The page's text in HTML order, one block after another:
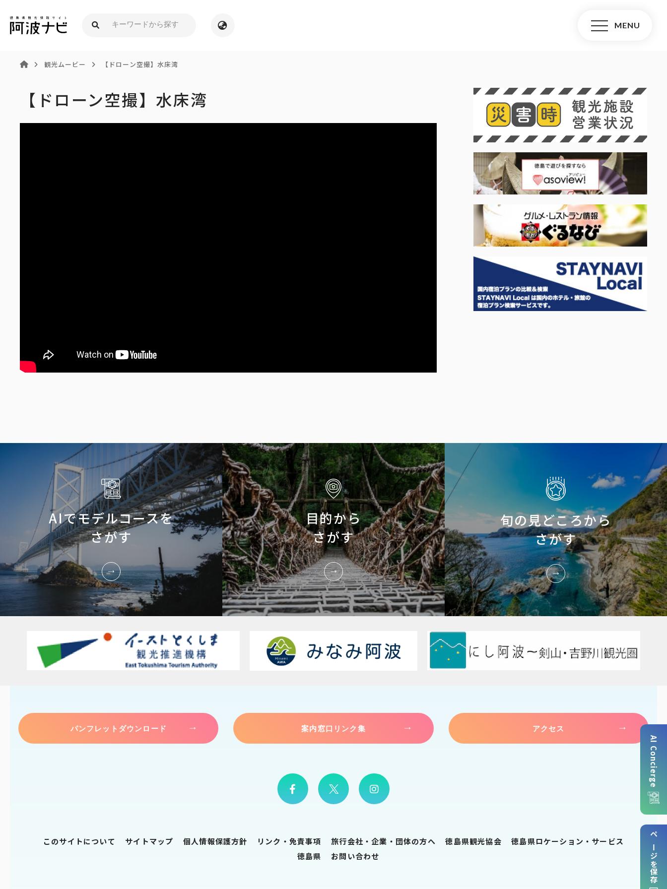
AI Concierge
ページを保存
観光ムービー 【ドローン空撮】水床湾
【ドローン空撮】水床湾
AIでモデルコースを
さがす
目的から
さがす
旬の見どころから
さがす
パンフレットダウンロード 案内窓口リンク集 アクセス
このサイトについて サイトマップ 個人情報保護方針 リンク・免責事項 旅行会社・企業・団体の方へ 徳島県観光協会
徳島県ロケーション・サービス
徳島県
お問い合わせ